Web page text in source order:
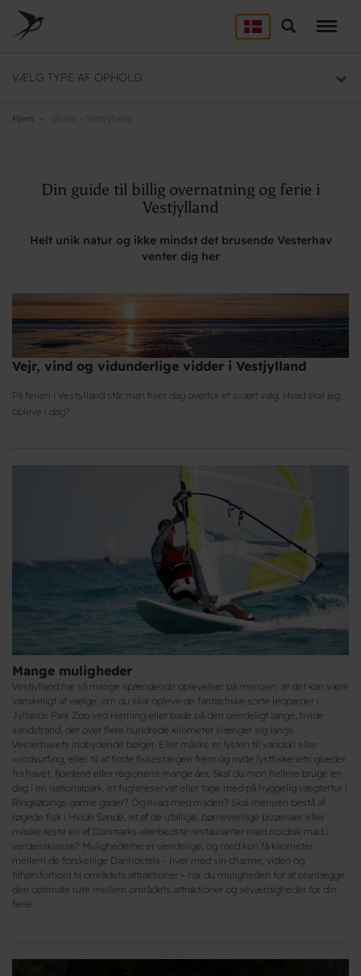
main
Søg
VÆLG TYPE AF OPHOLD
LEJRSKOLE
Overnatning til grupper
Hjem
Din guide til billig overnatning og ferie i
Vestjylland
Helt unik natur og ikke mindst det brusende Vesterhav
venter dig her
Vejr, vind og vidunderlige vidder i Vestjylland
På ferien i Vestjylland står man hver dag overfor et svært valg. Hvad skal jeg
opleve i dag?
Mange muligheder
Vestjylland har så mange spændende oplevelser på menuen, at det kan være
vanskeligt at vælge, om du skal opleve de fantastiske sorte leoparder i
Jyllands Park Zoo ved Herning eller bade på den uendeligt lange, hvide
sandstrand, der over flere hundrede kilometer slænger sig langs
Vesterhavets indbydende bølger. Eller måske er lysten til vandski eller
windsurfing, eller til at finde fiskestangen frem og nyde lystfiskeriets glæder
fra havet, fjordene eller regionens mange åer. Skal du mon hellere bruge en
dag i en nationalpark, et fuglereservat eller tage med på hyggelig vægtertur i
Ringkøbings gamle gader? Og hvad med maden? Skal menuen bestå af
røgede fisk i Hvide Sande, et af de utallige, børnevenlige pizzeriaer eller
måske teste en af Danmarks allerbedste restauranter med nordisk mad i
verdensklasse? Mulighederne er uendelige, og med kun få kilometer
mellem de forskellige Danhostels - hver med sin charme, viden og
tilhørsforhold til områdets attraktioner – har du muligheden for at planlægge
den optimale rute mellem områdets attraktioner og seværdigheder for din
ferie.